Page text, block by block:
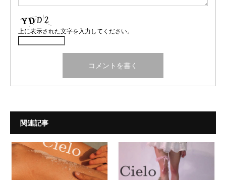
上に表示された文字を入力してください。
関連記事